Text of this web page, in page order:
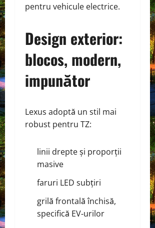
pentru vehicule electrice.
Design exterior:
blocos, modern,
impunător
Lexus adoptă un stil mai
robust pentru TZ:
linii drepte și proporții
masive
faruri LED subțiri
grilă frontală închisă,
specifică EV‑urilor